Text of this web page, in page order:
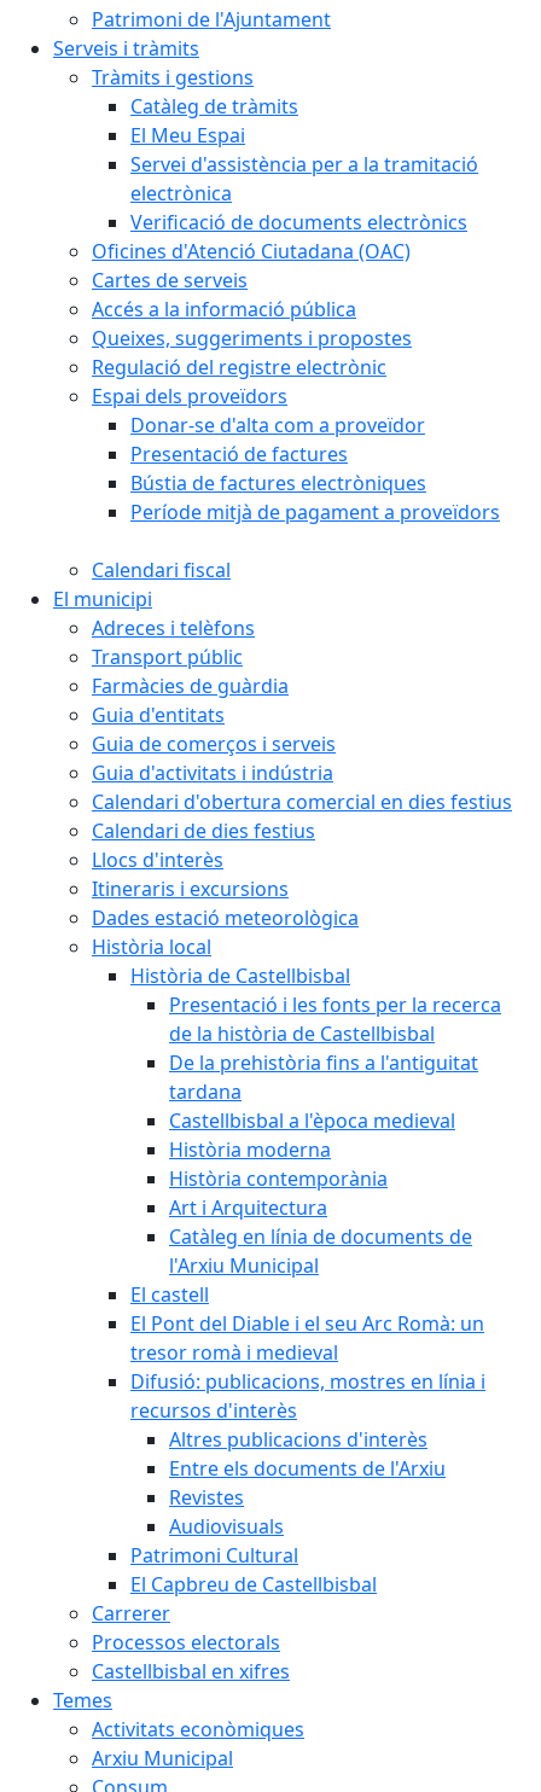
Patrimoni de l'Ajuntament
Serveis i tràmits
Tràmits i gestions
Catàleg de tràmits
El Meu Espai
Servei d'assistència per a la tramitació
electrònica
Verificació de documents electrònics
Oficines d'Atenció Ciutadana (OAC)
Cartes de serveis
Accés a la informació pública
Queixes, suggeriments i propostes
Regulació del registre electrònic
Espai dels proveïdors
Donar-se d'alta com a proveïdor
Presentació de factures
Bústia de factures electròniques
Període mitjà de pagament a proveïdors
Calendari fiscal
El municipi
Adreces i telèfons
Transport públic
Farmàcies de guàrdia
Guia d'entitats
Guia de comerços i serveis
Guia d'activitats i indústria
Calendari d'obertura comercial en dies festius
Calendari de dies festius
Llocs d'interès
Itineraris i excursions
Dades estació meteorològica
Història local
Història de Castellbisbal
Presentació i les fonts per la recerca
de la història de Castellbisbal
De la prehistòria fins a l'antiguitat
tardana
Castellbisbal a l'època medieval
Història moderna
Història contemporània
Art i Arquitectura
Catàleg en línia de documents de
l'Arxiu Municipal
El castell
El Pont del Diable i el seu Arc Romà: un
tresor romà i medieval
Difusió: publicacions, mostres en línia i
recursos d'interès
Altres publicacions d'interès
Entre els documents de l'Arxiu
Revistes
Audiovisuals
Patrimoni Cultural
El Capbreu de Castellbisbal
Carrerer
Processos electorals
Castellbisbal en xifres
Temes
Activitats econòmiques
Arxiu Municipal